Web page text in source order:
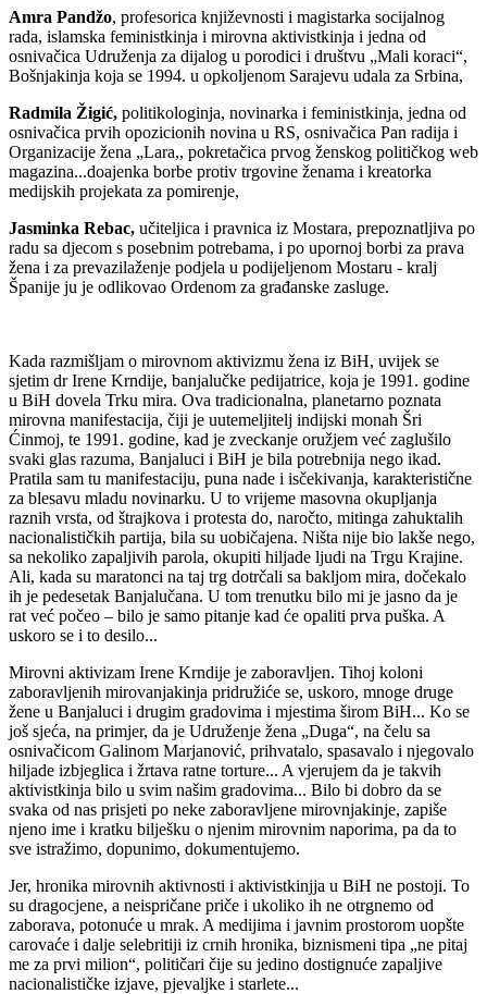
Amra Pandžo, profesorica književnosti i magistarka socijalnog
rada, islamska feministkinja i mirovna aktivistkinja i jedna od
osnivačica Udruženja za dijalog u porodici i društvu „Mali koraci“,
Bošnjakinja koja se 1994. u opkoljenom Sarajevu udala za Srbina,
Radmila Žigić, politikologinja, novinarka i feministkinja, jedna od
osnivačica prvih opozicionih novina u RS, osnivačica Pan radija i
Organizacije žena „Lara,, pokretačica prvog ženskog političkog web
magazina...doajenka borbe protiv trgovine ženama i kreatorka
medijskih projekata za pomirenje,
Jasminka Rebac, učiteljica i pravnica iz Mostara, prepoznatljiva po
radu sa djecom s posebnim potrebama, i po upornoj borbi za prava
žena i za prevazilaženje podjela u podijeljenom Mostaru - kralj
Španije ju je odlikovao Ordenom za građanske zasluge.
Kada razmišljam o mirovnom aktivizmu žena iz BiH, uvijek se
sjetim dr Irene Krndije, banjalučke pedijatrice, koja je 1991. godine
u BiH dovela Trku mira. Ova tradicionalna, planetarno poznata
mirovna manifestacija, čiji je uutemeljitelj indijski monah Šri
Ćinmoj, te 1991. godine, kad je zveckanje oružjem već zaglušilo
svaki glas razuma, Banjaluci i BiH je bila potrebnija nego ikad.
Pratila sam tu manifestaciju, puna nade i isčekivanja, karakteristične
za blesavu mladu novinarku. U to vrijeme masovna okupljanja
raznih vrsta, od štrajkova i protesta do, naročto, mitinga zahuktalih
nacionalističkih partija, bila su uobičajena. Ništa nije bio lakše nego,
sa nekoliko zapaljivih parola, okupiti hiljade ljudi na Trgu Krajine.
Ali, kada su maratonci na taj trg dotrčali sa bakljom mira, dočekalo
ih je pedesetak Banjalučana. U tom trenutku bilo mi je jasno da je
rat već počeo – bilo je samo pitanje kad će opaliti prva puška. A
uskoro se i to desilo...
Mirovni aktivizam Irene Krndije je zaboravljen. Tihoj koloni
zaboravljenih mirovanjakinja pridružiće se, uskoro, mnoge druge
žene u Banjaluci i drugim gradovima i mjestima širom BiH... Ko se
još sjeća, na primjer, da je Udruženje žena „Duga“, na čelu sa
osnivačicom Galinom Marjanović, prihvatalo, spasavalo i njegovalo
hiljade izbjeglica i žrtava ratne torture... A vjerujem da je takvih
aktivistkinja bilo u svim našim gradovima... Bilo bi dobro da se
svaka od nas prisjeti po neke zaboravljene mirovnjakinje, zapiše
njeno ime i kratku bilješku o njenim mirovnim naporima, pa da to
sve istražimo, dopunimo, dokumentujemo.
Jer, hronika mirovnih aktivnosti i aktivistkinjja u BiH ne postoji. To
su dragocjene, a neispričane priče i ukoliko ih ne otrgnemo od
zaborava, potonuće u mrak. A medijima i javnim prostorom uopšte
carovaće i dalje selebritiji iz crnih hronika, biznismeni tipa „ne pitaj
me za prvi milion“, političari čije su jedino dostignuće zapaljive
nacionalističke izjave, pjevaljke i starlete...